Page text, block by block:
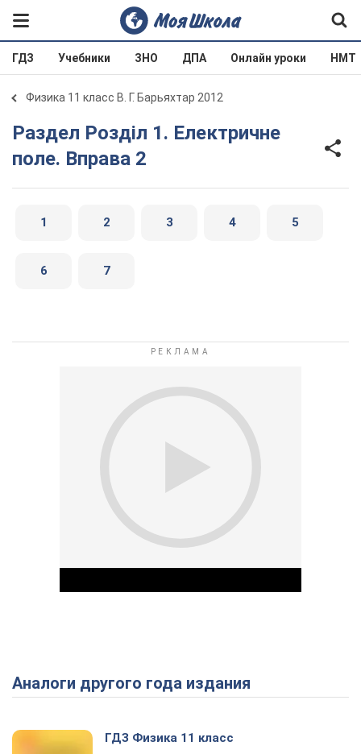
ГДЗ Учебники ЗНО ДПА Онлайн уроки НМТ
Физика 11 класс В. Г. Барьяхтар 2012
Раздел Розділ 1. Електричне
поле. Вправа 2
1 2 3 4 5
6 7
Play Video
Аналоги другого года издания
ГДЗ Физика 11 класс